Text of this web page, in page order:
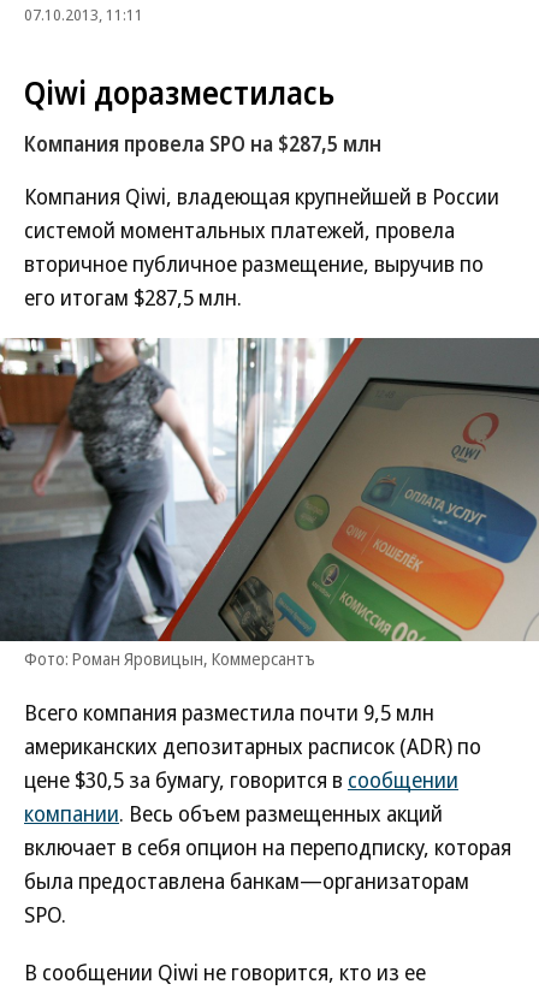
07.10.2013, 11:11
Qiwi доразместилась
Компания провела SPO на $287,5 млн
Компания Qiwi, владеющая крупнейшей в России
системой моментальных платежей, провела
вторичное публичное размещение, выручив по
его итогам $287,5 млн.
Фото: Роман Яровицын, Коммерсантъ
Всего компания разместила почти 9,5 млн
американских депозитарных расписок (ADR) по
цене $30,5 за бумагу, говорится в сообщении
компании. Весь объем размещенных акций
включает в себя опцион на переподписку, которая
была предоставлена банкам—организаторам
SPO.
В сообщении Qiwi не говорится, кто из ее